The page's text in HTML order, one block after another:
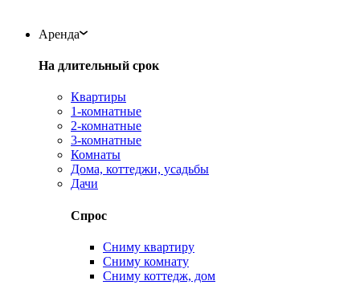
Аренда
На длительный срок
Квартиры
1-комнатные
2-комнатные
3-комнатные
Комнаты
Дома, коттеджи, усадьбы
Дачи
Спрос
Сниму квартиру
Сниму комнату
Сниму коттедж, дом